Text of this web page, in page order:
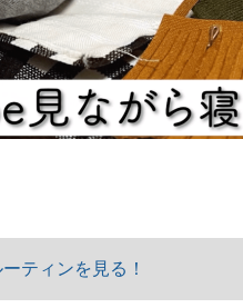
ティンを見る！